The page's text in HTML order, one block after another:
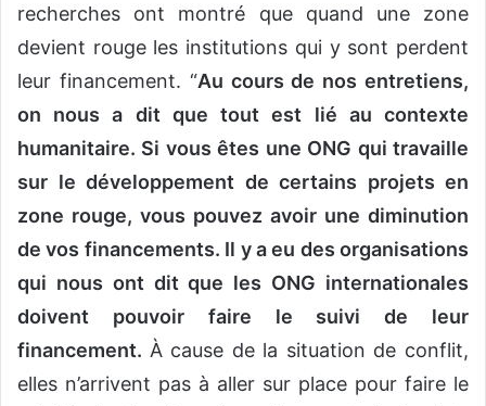
recherches ont montré que quand une zone
devient rouge les institutions qui y sont perdent
leur financement. “Au cours de nos entretiens,
on nous a dit que tout est lié au contexte
humanitaire. Si vous êtes une ONG qui travaille
sur le développement de certains projets en
zone rouge, vous pouvez avoir une diminution
de vos financements. Il y a eu des organisations
qui nous ont dit que les ONG internationales
doivent pouvoir faire le suivi de leur
financement. À cause de la situation de conflit,
elles n’arrivent pas à aller sur place pour faire le